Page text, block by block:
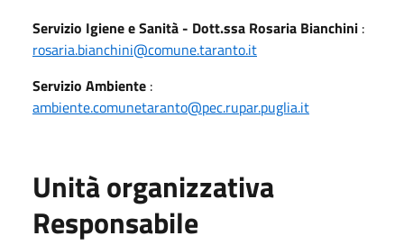
Servizio Igiene e Sanità - Dott.ssa Rosaria Bianchini :
rosaria.bianchini@comune.taranto.it
Servizio Ambiente :
ambiente.comunetaranto@pec.rupar.puglia.it
Unità organizzativa
Responsabile